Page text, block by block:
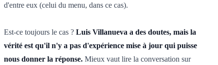
d'entre eux (celui du menu, dans ce cas).
Est-ce toujours le cas ? Luis Villanueva a des doutes, mais la
vérité est qu'il n'y a pas d'expérience mise à jour qui puisse
nous donner la réponse. Mieux vaut lire la conversation sur